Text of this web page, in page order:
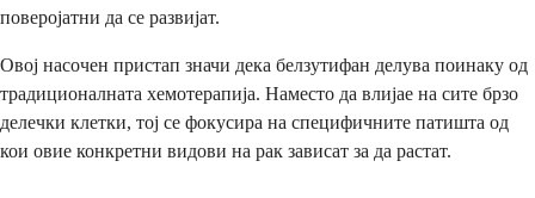
поверојатни да се развијат.
Овој насочен пристап значи дека белзутифан делува поинаку од
традиционалната хемотерапија. Наместо да влијае на сите брзо
делечки клетки, тој се фокусира на специфичните патишта од
кои овие конкретни видови на рак зависат за да растат.